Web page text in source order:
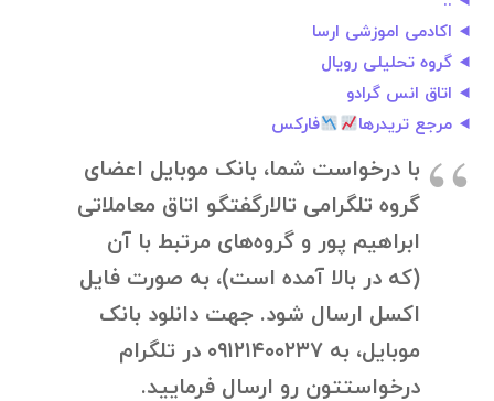
اکادمی اموزشی ارسا
گروه تحلیلی رویال
اتاق انس گرادو
مرجع تریدرها
فارکس
با درخواست شما، بانک موبایل اعضای
گروه تلگرامی تالارگفتگو اتاق معاملاتی
ابراهیم پور و گروه‌های مرتبط با آن
(که در بالا آمده است)، به صورت فایل
اکسل ارسال شود. جهت دانلود بانک
موبایل، به ۰۹۱۲۱۴۰۰۲۳۷ در تلگرام
درخواستتون رو ارسال فرمایید.